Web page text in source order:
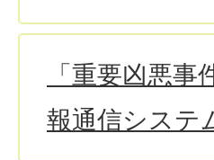
「重要凶悪
報通信システ